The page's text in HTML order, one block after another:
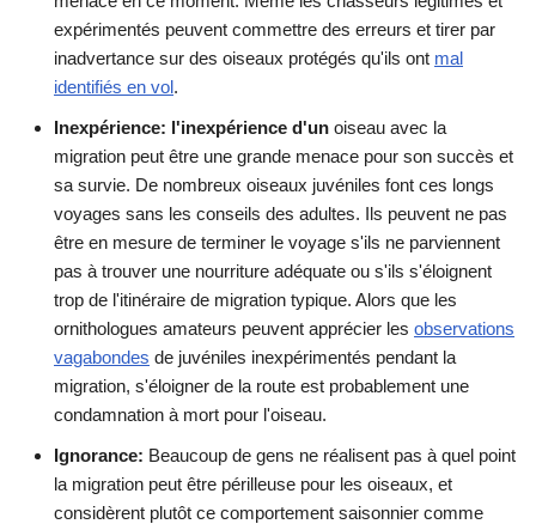
expérimentés peuvent commettre des erreurs et tirer par
inadvertance sur des oiseaux protégés qu'ils ont mal
identifiés en vol.
Inexpérience: l'inexpérience d'un oiseau avec la
migration peut être une grande menace pour son succès et
sa survie. De nombreux oiseaux juvéniles font ces longs
voyages sans les conseils des adultes. Ils peuvent ne pas
être en mesure de terminer le voyage s'ils ne parviennent
pas à trouver une nourriture adéquate ou s'ils s'éloignent
trop de l'itinéraire de migration typique. Alors que les
ornithologues amateurs peuvent apprécier les observations
vagabondes de juvéniles inexpérimentés pendant la
migration, s'éloigner de la route est probablement une
condamnation à mort pour l'oiseau.
Ignorance: Beaucoup de gens ne réalisent pas à quel point
la migration peut être périlleuse pour les oiseaux, et
considèrent plutôt ce comportement saisonnier comme